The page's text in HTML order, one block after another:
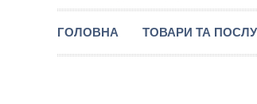
ГОЛОВНА ТОВАРИ ТА